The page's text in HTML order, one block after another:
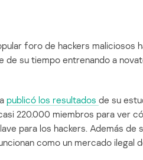
foro de hackers maliciosos
su tiempo entrenando a
publicó los resultados de su
220.000 miembros para ver
para los hackers. Además de
como un mercado ilegal